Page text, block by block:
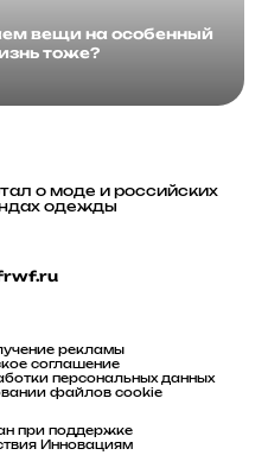
вещи на особенный
тоже?
о моде и российских
одежды
рекламы
соглашение
персональных данных
файлов cookie
при поддержке
Инновациям